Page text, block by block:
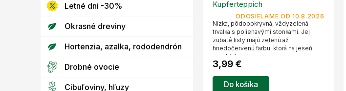
Letné dni -30%
Okrasné dreviny
Hortenzia, azalka, rododendrón
Drobné ovocie
Cibuľoviny, hľuzy
A
Kupferteppich
ODOSIELAME OD 10.8.2026
3,99 €
Do košíka
Nízka, pôdopokryvná, vždyzelená
trvalka s poliehavými stonkami. Jej
zubaté listy majú zelenú až
hnedočervenú farbu, ktorá na jeseň
prechádza do...